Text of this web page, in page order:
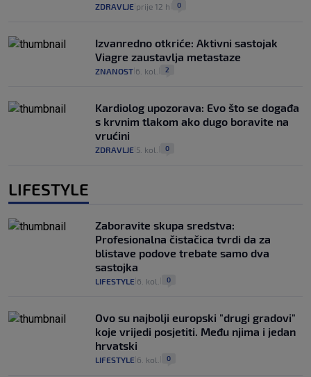
ZDRAVLJE prije 12 h 0
Izvanredno otkriće: Aktivni sastojak
Viagre zaustavlja metastaze
ZNANOST 6. kol. 2
Kardiolog upozorava: Evo što se događa
s krvnim tlakom ako dugo boravite na
vrućini
ZDRAVLJE 5. kol. 0
LIFESTYLE
Zaboravite skupa sredstva:
Profesionalna čistačica tvrdi da za
blistave podove trebate samo dva
sastojka
LIFESTYLE 6. kol. 0
Ovo su najbolji europski "drugi gradovi"
koje vrijedi posjetiti. Među njima i jedan
hrvatski
LIFESTYLE 6. kol. 0